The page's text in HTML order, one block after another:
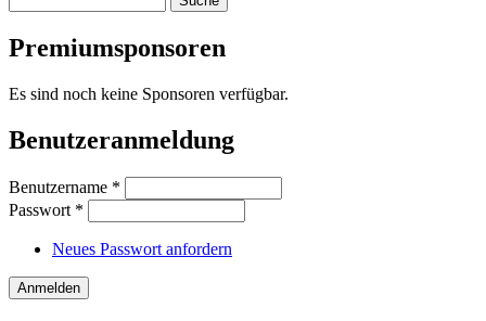
Premiumsponsoren
Es sind noch keine Sponsoren verfügbar.
Benutzeranmeldung
Benutzername *
Passwort *
Neues Passwort anfordern